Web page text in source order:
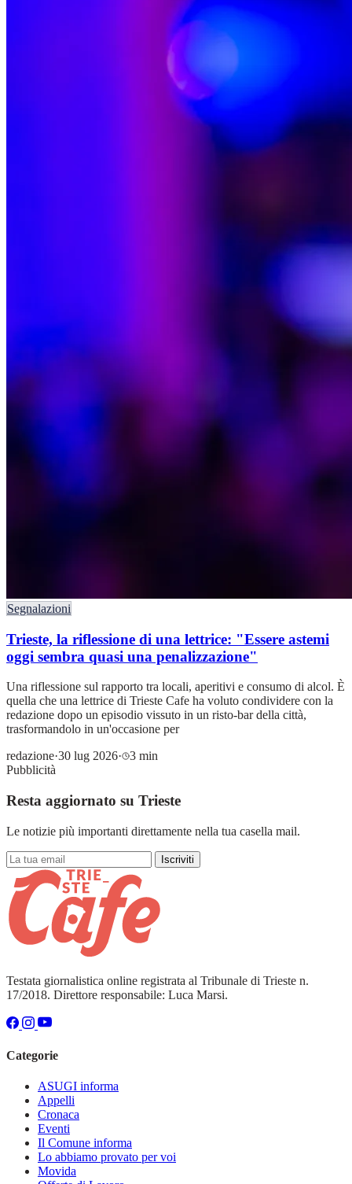
Segnalazioni
Trieste, la riflessione di una lettrice: "Essere astemi
oggi sembra quasi una penalizzazione"
Una riflessione sul rapporto tra locali, aperitivi e consumo di alcol. È
quella che una lettrice di Trieste Cafe ha voluto condividere con la
redazione dopo un episodio vissuto in un risto-bar della città,
trasformandolo in un'occasione per
redazione·30 lug 2026·
3 min
Pubblicità
Resta aggiornato su Trieste
Le notizie più importanti direttamente nella tua casella mail.
Iscriviti
Testata giornalistica online registrata al Tribunale di Trieste n.
17/2018. Direttore responsabile: Luca Marsi.
Categorie
ASUGI informa
Appelli
Cronaca
Eventi
Il Comune informa
Lo abbiamo provato per voi
Movida